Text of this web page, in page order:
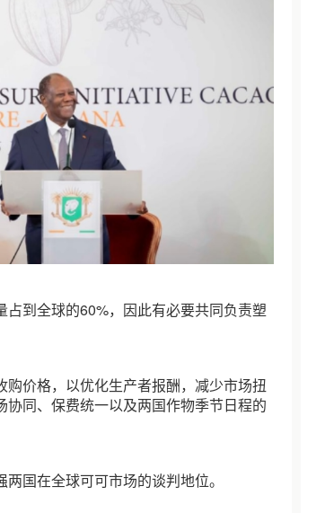
到全球的60%，因此有必要共同负责塑
价格，以优化生产者报酬，减少市场扭
同、保费统一以及两国作物季节日程的
国在全球可可市场的谈判地位。